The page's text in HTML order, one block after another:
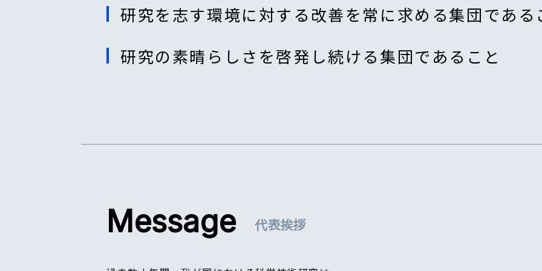
研究を志す環境に対する改善を常に求める集団である
研究の素晴らしさを啓発し続ける集団であること
Message 代表挨拶